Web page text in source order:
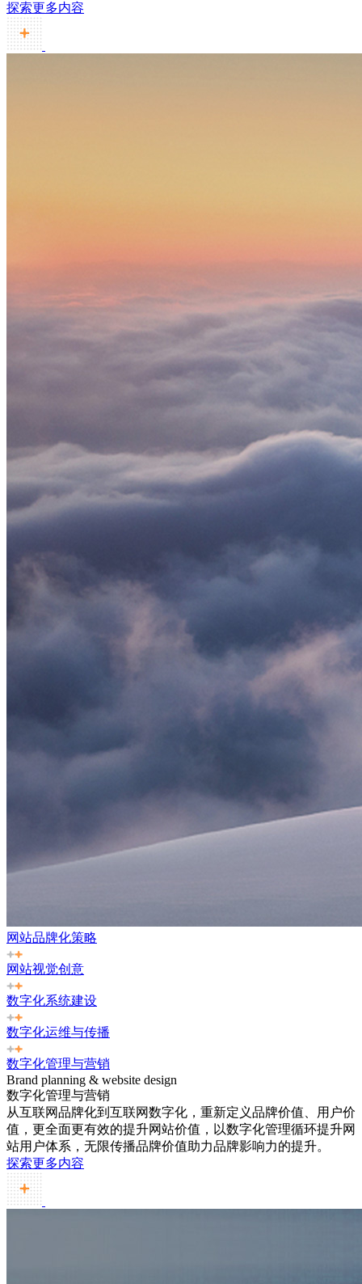
探索更多内容
网站品牌化策略
网站视觉创意
数字化系统建设
数字化运维与传播
数字化管理与营销
Brand planning & website design
数字化管理与营销
从互联网品牌化到互联网数字化，重新定义品牌价值、用户价
值，更全面更有效的提升网站价值，以数字化管理循环提升网
站用户体系，无限传播品牌价值助力品牌影响力的提升。
探索更多内容